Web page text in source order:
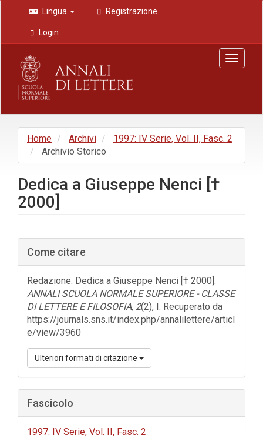
Navigazione
principale
Contenuto
principale
Barra
laterale
Lingua Registrazione
Login
Toggle
Home Archivi
1997: IV Serie, Vol. II, Fasc. 2
Archivio Storico
Dedica a Giuseppe Nenci [†
2000]
Barra
laterale
dell'articolo
Come citare
Redazione. Dedica a Giuseppe Nenci [† 2000].
ANNALI SCUOLA NORMALE SUPERIORE - CLASSE
DI LETTERE E FILOSOFIA, 2(2), I. Recuperato da
https://journals.sns.it/index.php/annalilettere/articl
e/view/3960
Ulteriori formati di citazione
Fascicolo
1997: IV Serie, Vol. II, Fasc. 2